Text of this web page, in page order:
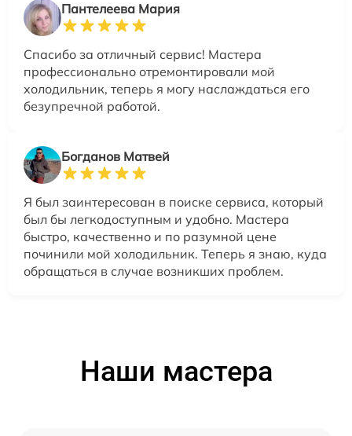
Пантелеева Мария
Спасибо за отличный сервис! Мастера
профессионально отремонтировали мой
холодильник, теперь я могу наслаждаться его
безупречной работой.
Богданов Матвей
Я был заинтересован в поиске сервиса, который
был бы легкодоступным и удобно. Мастера
быстро, качественно и по разумной цене
починили мой холодильник. Теперь я знаю, куда
обращаться в случае возникших проблем.
Наши мастера